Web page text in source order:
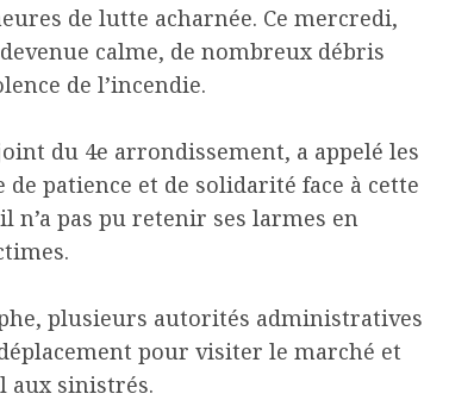
de lutte acharnée. Ce mercredi,
calme, de nombreux débris
de l’incendie.
du 4e arrondissement, a appelé les
patience et de solidarité face à cette
pas pu retenir ses larmes en
plusieurs autorités administratives
pour visiter le marché et
aux sinistrés.